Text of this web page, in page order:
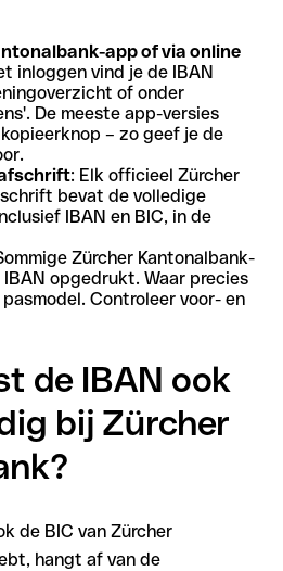
app of via online
inloggen vind je de IBAN
of onder
De meeste app-versies
– zo geef je de
: Elk officieel Zürcher
bevat de volledige
IBAN en BIC, in de
Zürcher Kantonalbank-
opgedrukt. Waar precies
Controleer voor- en
de IBAN ook
bij Zürcher
de BIC van Zürcher
hangt af van de